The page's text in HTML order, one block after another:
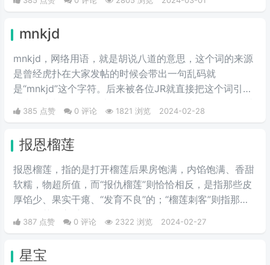
裤，是没有经过洗水处理的，也就是我们所说的“多穿少
mnkjd
mnkjd，网络用语，就是胡说八道的意思，这个词的来源
是曾经虎扑在大家发帖的时候会带出一句乱码就
是“mnkjd”这个字符。后来被各位JR就直接把这个词引申
说他在mnkjd，也就是胡乱说话的意思。
385 点赞 0 评论 1821 浏览 2024-02-28
报恩榴莲
报恩榴莲，指的是打开榴莲后果房饱满，内馅饱满、香甜
软糯，物超所值，而“报仇榴莲”则恰恰相反，是指那些皮
厚馅少、果实干瘪、“发育不良”的；“榴莲刺客”则指那些
387 点赞 0 评论 2322 浏览 2024-02-27
星宝